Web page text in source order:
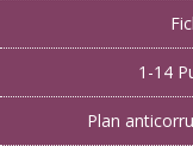
1-14
Plan